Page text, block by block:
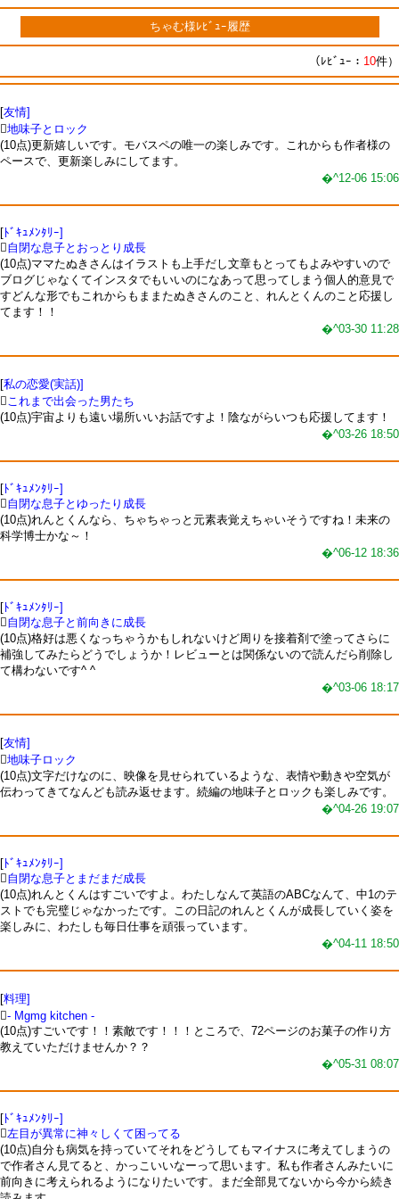
ちゃむ様ﾚﾋﾞｭｰ履歴
（ﾚﾋﾞｭｰ： 10件）
[友情]
地味子とロック
(10点)更新嬉しいです。モバスペの唯一の楽しみです。これからも作者様の
ペースで、更新楽しみにしてます。
�^12-06 15:06
[ﾄﾞｷｭﾒﾝﾀﾘｰ]
自閉な息子とおっとり成長
(10点)ママたぬきさんはイラストも上手だし文章もとってもよみやすいので
ブログじゃなくてインスタでもいいのになあって思ってしまう個人的意見で
すどんな形でもこれからもままたぬきさんのこと、れんとくんのこと応援し
てます！！
�^03-30 11:28
[私の恋愛(実話)]
 これまで出会った男たち
(10点)宇宙よりも遠い場所いいお話ですよ！陰ながらいつも応援してます！
�^03-26 18:50
[ﾄﾞｷｭﾒﾝﾀﾘｰ]
自閉な息子とゆったり成長
(10点)れんとくんなら、ちゃちゃっと元素表覚えちゃいそうですね！未来の
科学博士かな～！
�^06-12 18:36
[ﾄﾞｷｭﾒﾝﾀﾘｰ]
自閉な息子と前向きに成長
(10点)格好は悪くなっちゃうかもしれないけど周りを接着剤で塗ってさらに
補強してみたらどうでしょうか！レビューとは関係ないので読んだら削除し
て構わないです^ ^
�^03-06 18:17
[友情]
地味子ロック
(10点)文字だけなのに、映像を見せられているような、表情や動きや空気が
伝わってきてなんども読み返せます。続編の地味子とロックも楽しみです。
�^04-26 19:07
[ﾄﾞｷｭﾒﾝﾀﾘｰ]
自閉な息子とまだまだ成長
(10点)れんとくんはすごいですよ。わたしなんて英語のABCなんて、中1のテ
ストでも完璧じゃなかったです。この日記のれんとくんが成長していく姿を
楽しみに、わたしも毎日仕事を頑張っています。
�^04-11 18:50
[料理]
- Mgmg kitchen -
(10点)すごいです！！素敵です！！！ところで、72ページのお菓子の作り方
教えていただけませんか？？
�^05-31 08:07
[ﾄﾞｷｭﾒﾝﾀﾘｰ]
左目が異常に神々しくて困ってる
(10点)自分も病気を持っていてそれをどうしてもマイナスに考えてしまうの
で作者さん見てると、かっこいいなーって思います。私も作者さんみたいに
前向きに考えられるようになりたいです。まだ全部見てないから今から続き